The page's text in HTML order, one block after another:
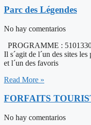
Parc des Légendes
No hay comentarios
PROGRAMME :
Il s´agit de l´un des sites
et l´un des favoris
Read More »
FORFAITS
No hay comentarios